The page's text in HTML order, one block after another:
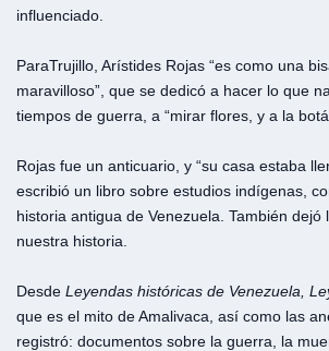
influenciado.
ParaTrujillo, Arístides Rojas “es como una
maravilloso”, que se dedicó a hacer lo que
tiempos de guerra, a “mirar flores, y a la
Rojas fue un anticuario, y “su casa estaba
escribió un libro sobre estudios indígenas,
historia antigua de Venezuela. También dejó
nuestra historia.
Desde Leyendas históricas de Venezuela,
que es el mito de Amalivaca, así como las
registró: documentos sobre la guerra, la